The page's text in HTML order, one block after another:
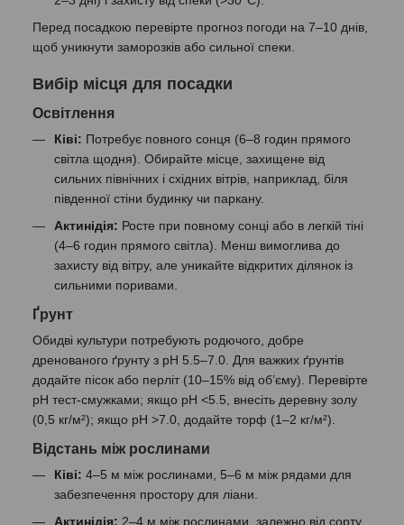
Перед посадкою перевірте прогноз погоди на 7–10 днів,
щоб уникнути заморозків або сильної спеки.
Вибір місця для посадки
Освітлення
Ківі: Потребує повного сонця (6–8 годин прямого
світла щодня). Обирайте місце, захищене від
сильних північних і східних вітрів, наприклад, біля
південної стіни будинку чи паркану.
Актинідія: Росте при повному сонці або в легкій тіні
(4–6 годин прямого світла). Менш вимоглива до
захисту від вітру, але уникайте відкритих ділянок із
сильними поривами.
Ґрунт
Обидві культури потребують родючого, добре
дренованого ґрунту з pH 5.5–7.0. Для важких ґрунтів
додайте пісок або перліт (10–15% від об’єму). Перевірте
pH тест-смужками; якщо pH <5.5, внесіть деревну золу
(0,5 кг/м²); якщо pH >7.0, додайте торф (1–2 кг/м²).
Відстань між рослинами
Ківі: 4–5 м між рослинами, 5–6 м між рядами для
забезпечення простору для ліани.
Актинідія: 2–4 м між рослинами, залежно від сорту